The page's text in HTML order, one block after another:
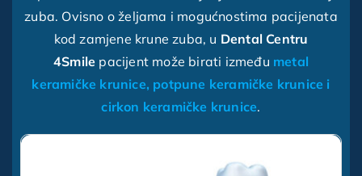
zuba. Ovisno o željama i mogućnostima pacijenata
kod zamjene krune zuba, u Dental Centru
4Smile pacijent može birati između metal
keramičke krunice, potpune keramičke krunice i
cirkon keramičke krunice.